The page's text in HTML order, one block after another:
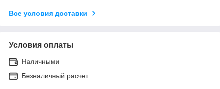
Все условия доставки
Условия оплаты
Наличными
Безналичный расчет